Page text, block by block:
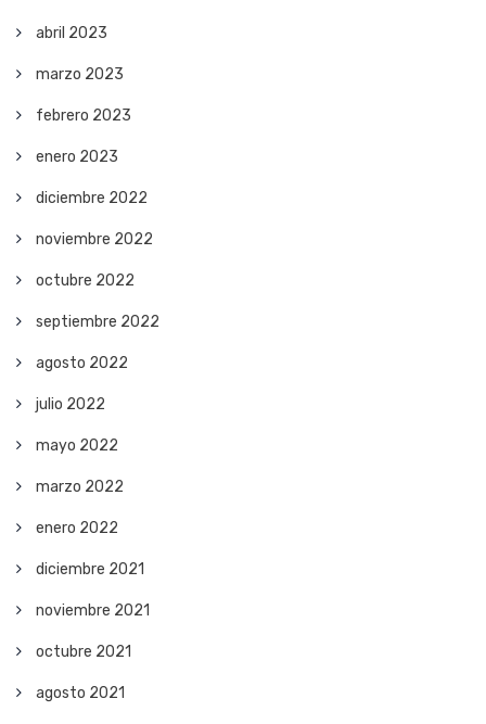
abril 2023
marzo 2023
febrero 2023
enero 2023
diciembre 2022
noviembre 2022
octubre 2022
septiembre 2022
agosto 2022
julio 2022
mayo 2022
marzo 2022
enero 2022
diciembre 2021
noviembre 2021
octubre 2021
agosto 2021